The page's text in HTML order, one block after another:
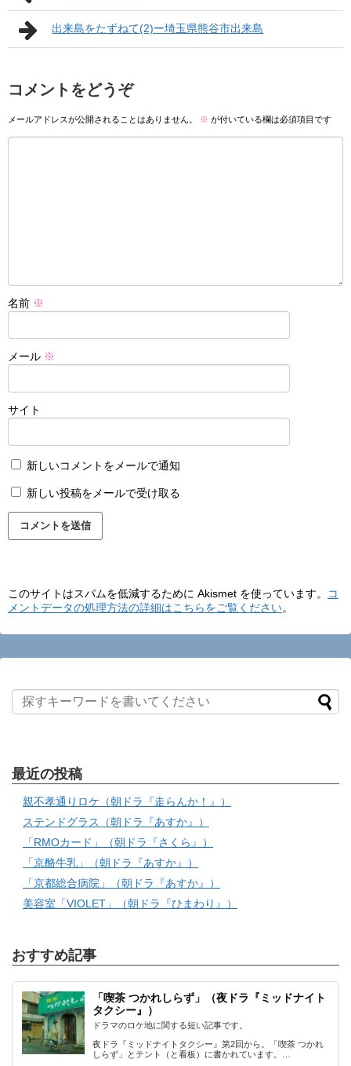
出来島をたずねて(2)ー埼玉県熊谷市出来島
コメントをどうぞ
メールアドレスが公開されることはありません。 ※ が付いている欄は必須項目です
名前 ※
メール ※
サイト
新しいコメントをメールで通知
新しい投稿をメールで受け取る
このサイトはスパムを低減するために Akismet を使っています。
コ
メントデータの処理方法の詳細はこちらをご覧ください。
最近の投稿
親不孝通りロケ（朝ドラ『走らんか！』）
ステンドグラス（朝ドラ『あすか』）
「RMOカード」（朝ドラ『さくら』）
「京酪牛乳」（朝ドラ『あすか』）
「京都総合病院」（朝ドラ『あすか』）
美容室「VIOLET」（朝ドラ『ひまわり』）
おすすめ記事
「喫茶 つかれしらず」（夜ドラ『ミッドナイト
タクシー』）
ドラマのロケ地に関する短い記事です。
夜ドラ『ミッドナイトタクシー』第2回から。「喫茶 つかれ
しらず」とテント（と看板）に書かれています。…